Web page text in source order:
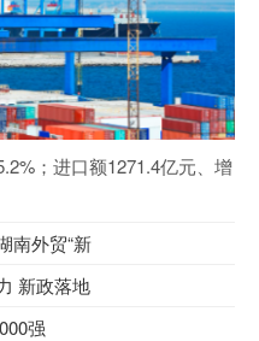
；进口额1271.4亿元、增
南外贸“新
新政落地
强